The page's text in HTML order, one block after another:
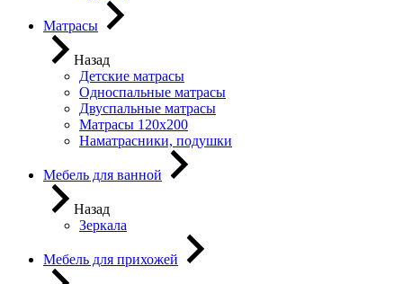
Матрасы
Назад
Детские матрасы
Односпальные матрасы
Двуспальные матрасы
Матрасы 120х200
Наматрасники, подушки
Мебель для ванной
Назад
Зеркала
Мебель для прихожей